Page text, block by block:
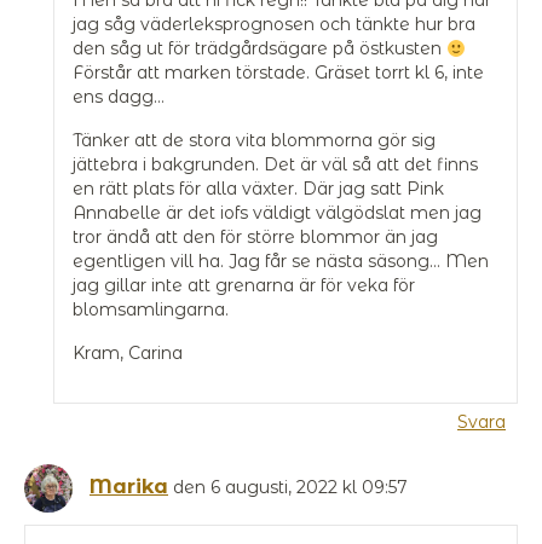
jag såg väderleksprognosen och tänkte hur bra
den såg ut för trädgårdsägare på östkusten
Förstår att marken törstade. Gräset torrt kl 6, inte
ens dagg…
Tänker att de stora vita blommorna gör sig
jättebra i bakgrunden. Det är väl så att det finns
en rätt plats för alla växter. Där jag satt Pink
Annabelle är det iofs väldigt välgödslat men jag
tror ändå att den för större blommor än jag
egentligen vill ha. Jag får se nästa säsong… Men
jag gillar inte att grenarna är för veka för
blomsamlingarna.
Kram, Carina
Svara
Marika den 6 augusti, 2022 kl 09:57